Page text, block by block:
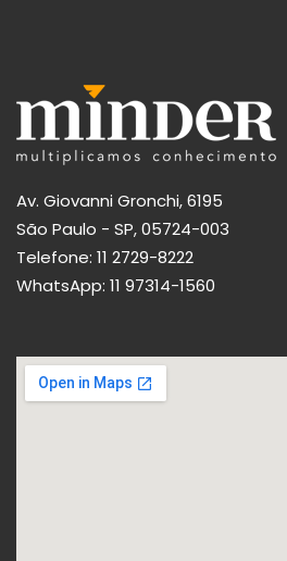
Av. Giovanni Gronchi, 6195
São Paulo - SP, 05724-003
Telefone: 11 2729-8222
WhatsApp: 11 97314-1560